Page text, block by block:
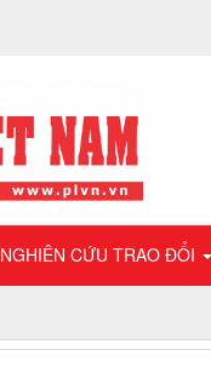
NGHIÊN CỨU TRAO ĐỔI